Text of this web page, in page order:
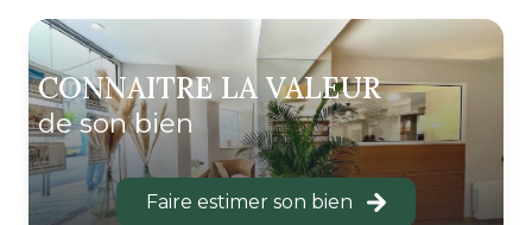
CONNAITRE LA VALEUR
de son bien
Faire estimer son bien